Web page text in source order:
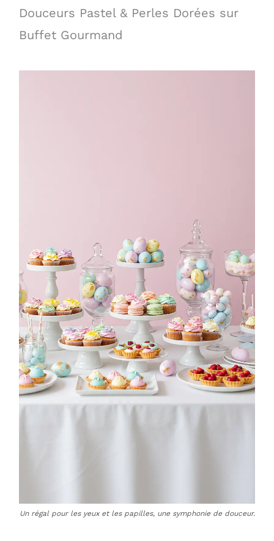
Douceurs Pastel & Perles Dorées sur
Buffet Gourmand
Un régal pour les yeux et les papilles, une symphonie de douceur.